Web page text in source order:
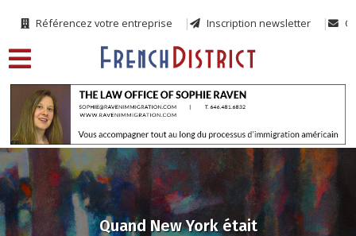
Référencez votre entreprise Inscription newsletter
Quand New York était